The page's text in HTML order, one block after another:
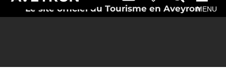
Le site officiel du Tourisme en AveyronMENU